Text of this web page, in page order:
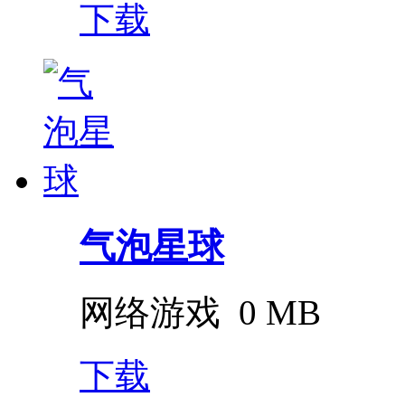
下载
气泡星球
网络游戏 0 MB
下载